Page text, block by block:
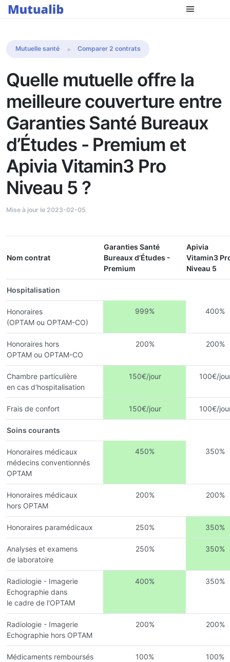
Comparer les mutuelles
Mutuelle santé Comparer 2 contrats
Quelle mutuelle offre la
meilleure couverture entre
Garanties Santé Bureaux
d’Études - Premium et
Apivia Vitamin3 Pro
Niveau 5 ?
Mise à jour le 2023-02-05
Nom contrat
Garanties Santé
Bureaux d’Études -
Premium
Apivia
Vitamin3
Niveau 5
Hospitalisation
Honoraires
(OPTAM ou OPTAM-CO)
999% 400%
Honoraires hors
OPTAM ou OPTAM-CO
200% 200%
Chambre particulière
en cas d'hospitalisation
150€/jour 100€/
Frais de confort 150€/jour 100€/
Soins courants
Honoraires médicaux
médecins conventionnés
OPTAM
450% 350%
Honoraires médicaux
hors OPTAM
200% 200%
Honoraires paramédicaux 250% 350%
Analyses et examens
de laboratoire
250% 350%
Radiologie - Imagerie
Echographie dans
le cadre de l'OPTAM
400% 350%
Radiologie - Imagerie
Echographie hors OPTAM
200% 200%
Médicaments remboursés
100% 100%